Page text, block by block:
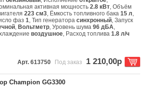
активная мощность2.8 кВт, Объём
223 см3, Ёмкость топливного бака15 л,
фаз1, Тип генераторасинхронный, Запуск
, Вольтметр, Уровень шума96 дБА,
воздушное, Расход топлива1.8 л/ч
Арт. 613750 Под заказ 1 210,00р
Champion GG3300